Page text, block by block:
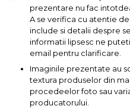
prezentare nu fac
A se verifica cu atentie
include si detalii despre
informatii lipsesc ne
email pentru clarificare.
Imaginile prezentate au
textura produselor din
procedeelor foto sau
producatorului.